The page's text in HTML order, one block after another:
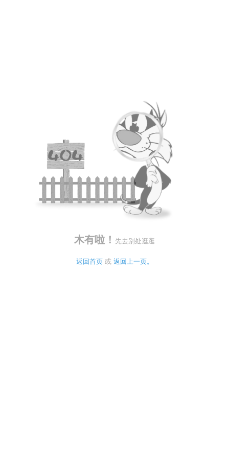
木有啦！ 先去别处逛逛
返回首页 或 返回上一页。